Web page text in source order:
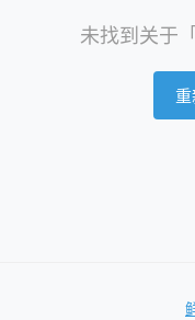
未找到关于